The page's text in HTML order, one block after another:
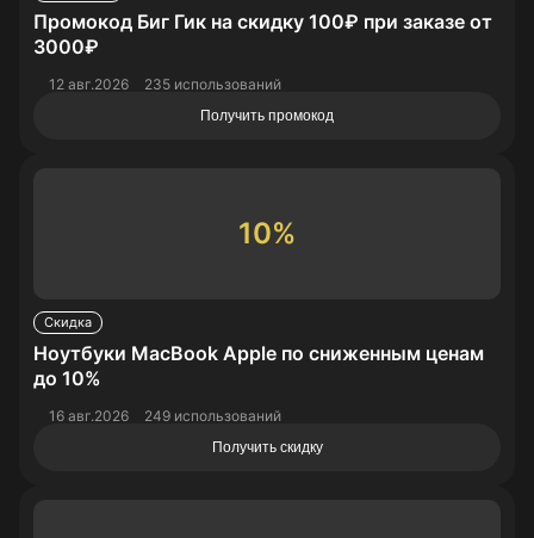
Промокод Биг Гик на скидку 100₽ при заказе от
3000₽
12 авг.2026 235 использований
Получить промокод
10%
Скидка
Ноутбуки MacBook Apple по сниженным ценам
до 10%
16 авг.2026 249 использований
Получить скидку